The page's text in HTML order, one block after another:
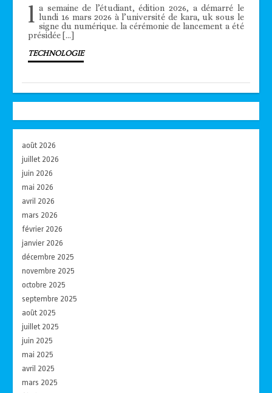
l a semaine de l’étudiant, édition 2026, a démarré le
lundi 16 mars 2026 à l’université de kara, uk sous le
signe du numérique. la cérémonie de lancement a été
présidée […]
TECHNOLOGIE
août 2026
juillet 2026
juin 2026
mai 2026
avril 2026
mars 2026
février 2026
janvier 2026
décembre 2025
novembre 2025
octobre 2025
septembre 2025
août 2025
juillet 2025
juin 2025
mai 2025
avril 2025
mars 2025